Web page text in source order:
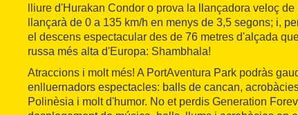
lliure d'Hurakan Condor o prova la llançadora veloç
llançarà de 0 a 135 km/h en menys de 3,5 segons; i,
el descens espectacular des de 76 metres d'alçada
russa més alta d'Europa: Shambhala!
Atraccions i molt més! A PortAventura Park podràs
enlluernadors espectacles: balls de cancan,
Polinèsia i molt d'humor. No et perdis Generation